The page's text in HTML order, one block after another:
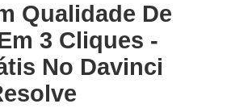
Qualidade De
3 Cliques -
No Davinci